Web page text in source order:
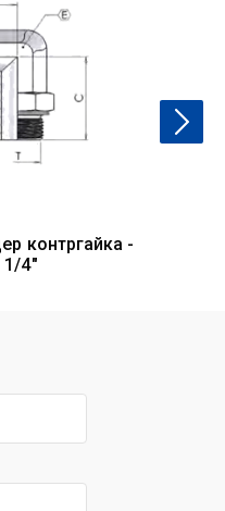
контргайка -
1/4"